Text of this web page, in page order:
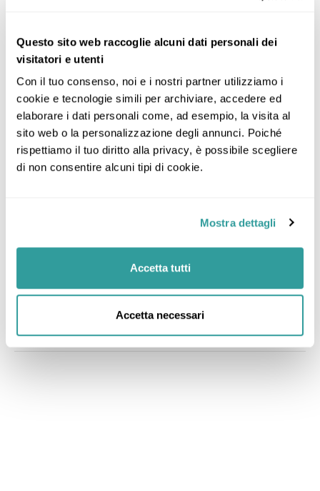
Questo sito web raccoglie alcuni dati personali dei
visitatori e utenti
Con il tuo consenso, noi e i nostri partner utilizziamo i
cookie e tecnologie simili per archiviare, accedere ed
elaborare i dati personali come, ad esempio, la visita al
sito web o la personalizzazione degli annunci. Poiché
rispettiamo il tuo diritto alla privacy, è possibile scegliere
di non consentire alcuni tipi di cookie.
Mostra dettagli
Accetta tutti
Accetta necessari